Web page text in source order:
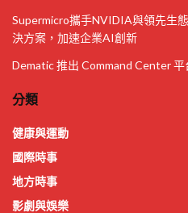
Supermicro攜手NVIDIA與領先生
決方案，加速企業AI創新
Dematic 推出 Command Center
分類
健康與運動
國際時事
地方時事
影劇與娛樂